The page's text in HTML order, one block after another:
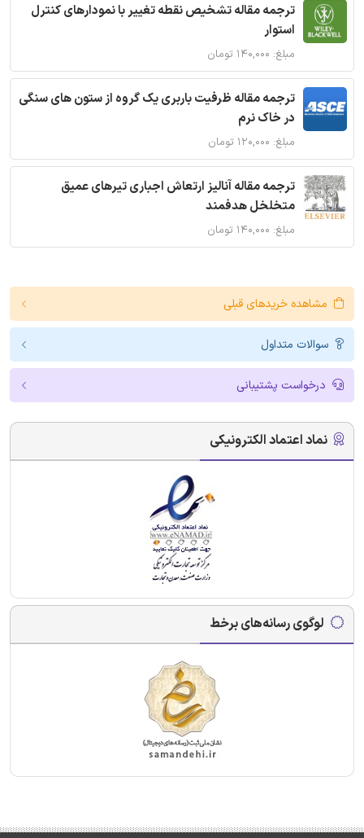
ترجمه مقاله تشخیص نقطه تغییر با نمودارهای کنترل
استوار
مبلغ: ۱۴۰,۰۰۰ تومان
ترجمه مقاله ظرفیت باربری یک گروه از ستون های سنگی
در خاک نرم
مبلغ: ۱۲۰,۰۰۰ تومان
ترجمه مقاله آنالیز ارتعاش اجباری تیرهای عمیق
متخلخل هدفمند
مبلغ: ۱۴۰,۰۰۰ تومان
مشاهده خریدهای قبلی
سوالات متداول
درخواست پشتیبانی
نماد اعتماد الکترونیکی
لوگوی رسانه‌های برخط